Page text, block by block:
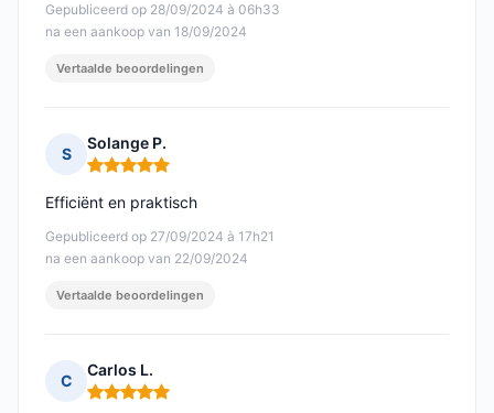
Gepubliceerd op 28/09/2024 à 06h33
na een aankoop van 18/09/2024
Vertaalde beoordelingen
S
Solange P.
Opmerking: 5 van 5
Gepubliceerd op 27/09/2024 à 17h21
na een aankoop van 22/09/2024
Efficiënt en praktisch
Vertaalde beoordelingen
C
Carlos L.
Opmerking: 5 van 5